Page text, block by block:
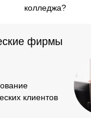
колледжа?
клиентов
фирмы